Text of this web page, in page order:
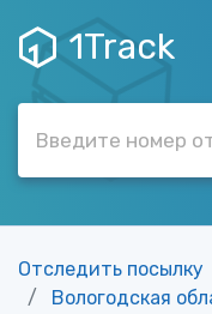
1Track
Отследить посылку
Вологодская